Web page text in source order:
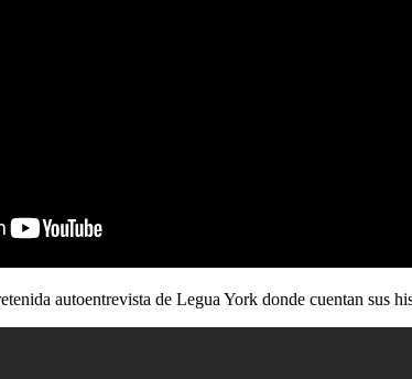
autoentrevista de Legua York donde cuentan sus